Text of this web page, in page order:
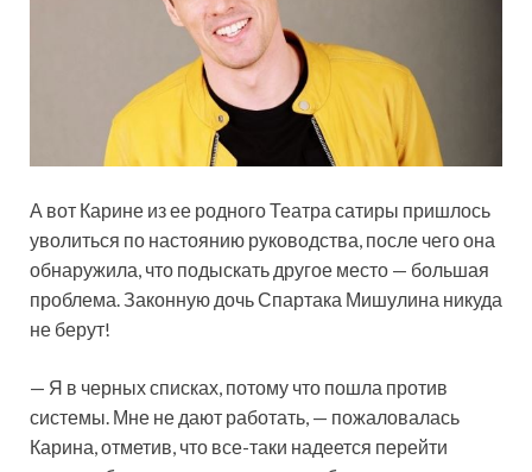
А вот Карине из ее родного Театра сатиры пришлось
уволиться по настоянию руководства, после чего она
обнаружила, что подыскать другое место — большая
проблема. Законную дочь Спартака Мишулина никуда
не берут!
— Я в черных списках, потому что пошла против
системы. Мне не дают работать, — пожаловалась
Карина, отметив, что все-таки надеется перейти